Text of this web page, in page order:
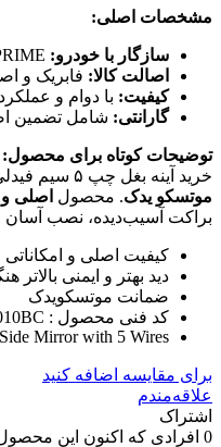
مشخصات اصلی:
سازگار با خودرو:
اصالت کالا: فابریک و
کیفیت: با دوام و عملکرد
گارانتی: شامل تضمین
توضیحات کوتاه برای محصول:
خرید آینه بغل چپ ۵ سیم فیدلی پرایم _ FIDELITY PRIME از
موتسکو یدک. محصول اصلی و
براکت آسیب‌دیده، نصب آسان
کیفیت اصلی و
دید بهتر و ایمنی بالاتر
ضمانت موتسکویدک
کد فنی محصول : F01-8202010BC
Mirror with 5 Wires
برای مقایسه اضافه کنید
علاقه‌مندم
اشتراک
0 افرادی که اکنون این